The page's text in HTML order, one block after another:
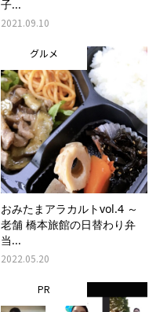
子...
2021.09.10
グルメ
おみたまアラカルトvol.4 ～
老舗 橋本旅館の日替わり弁
当...
2022.05.20
PR